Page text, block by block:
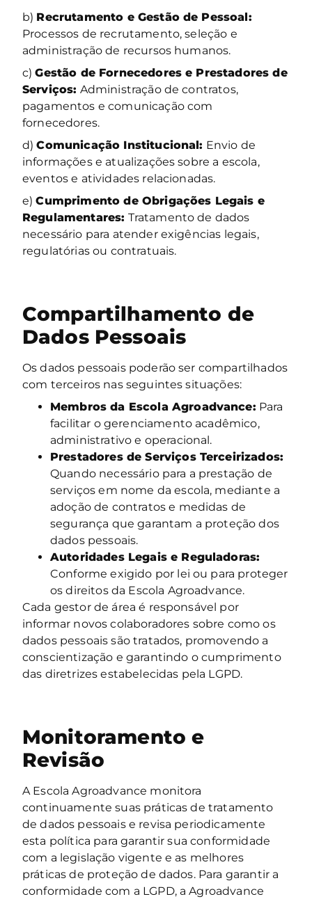
b) Recrutamento e Gestão de Pessoal:
Processos de recrutamento, seleção e
administração de recursos humanos.
c)Gestão de Fornecedores e Prestadores de
Serviços: Administração de contratos,
pagamentos e comunicação com
fornecedores.
d)Comunicação Institucional: Envio de
informações e atualizações sobre a escola,
eventos e atividades relacionadas.
e)Cumprimento de Obrigações Legais e
Regulamentares: Tratamento de dados
necessário para atender exigências legais,
regulatórias ou contratuais.
Compartilhamento de
Dados Pessoais
Os dados pessoais poderão ser compartilhados
com terceiros nas seguintes situações:
Membros da Escola Agroadvance: Para
facilitar o gerenciamento acadêmico,
administrativo e operacional.
Prestadores de Serviços Terceirizados:
Quando necessário para a prestação de
serviços em nome da escola, mediante a
adoção de contratos e medidas de
segurança que garantam a proteção dos
dados pessoais.
Autoridades Legais e Reguladoras:
Conforme exigido por lei ou para proteger
os direitos da Escola Agroadvance.
Cada gestor de área é responsável por
informar novos colaboradores sobre como os
dados pessoais são tratados, promovendo a
conscientização e garantindo o cumprimento
das diretrizes estabelecidas pela LGPD.
Monitoramento e
Revisão
A Escola Agroadvance monitora
continuamente suas práticas de tratamento
de dados pessoais e revisa periodicamente
esta política para garantir sua conformidade
com a legislação vigente e as melhores
práticas de proteção de dados. Para garantir a
conformidade com a LGPD, a Agroadvance